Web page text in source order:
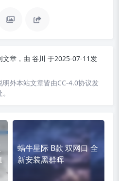
文章，由 谷川 于2025-07-11发
明外本站文章皆由CC-4.0协议发
蜗牛星际 B款 双网口 全
新安装黑群晖